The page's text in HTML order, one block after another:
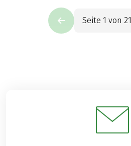
Seite 1 von 21